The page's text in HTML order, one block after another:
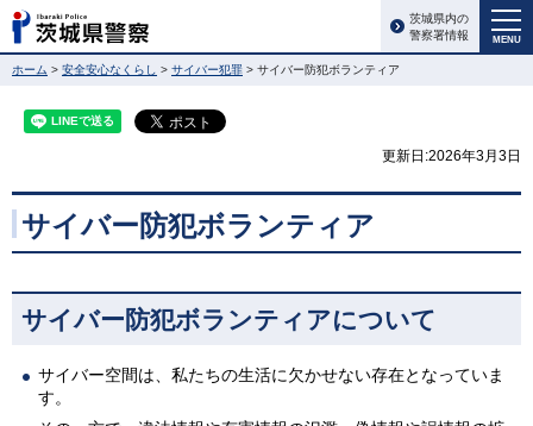
MENU
茨城県内の
警察署情報
ホーム > 安全安心なくらし > サイバー犯罪 > サイバー防犯ボランティア
更新日:2026年3月3日
サイバー防犯ボランティア
サイバー防犯ボランティアについて
サイバー空間は、私たちの生活に欠かせない存在となっていま
す。